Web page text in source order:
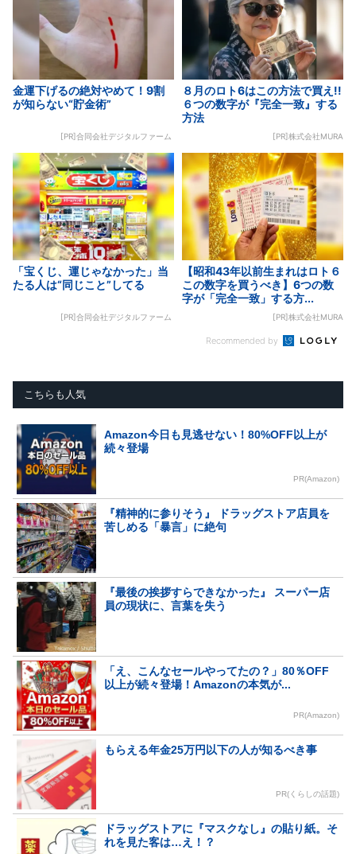
金運下げるの絶対やめて！9割
が知らない“貯金術”
[PR]合同会社デジタルファーム
８月のロト6はこの方法で買え!!
６つの数字が『完全一致』する
方法
[PR]株式会社MURA
「宝くじ、運じゃなかった」当
たる人は“同じこと”してる
[PR]合同会社デジタルファーム
【昭和43年以前生まれはロト６
この数字を買うべき】6つの数
字が「完全一致」する方...
[PR]株式会社MURA
Recommended by
こちらも人気
Amazon今日も見逃せない！80%OFF以上が
続々登場
PR(Amazon)
『精神的に参りそう』 ドラッグストア店員を
苦しめる「暴言」に絶句
『最後の挨拶すらできなかった』 スーパー店
員の現状に、言葉を失う
「え、こんなセールやってたの？」80％OFF
以上が続々登場！Amazonの本気が...
PR(Amazon)
もらえる年金25万円以下の人が知るべき事
PR(くらしの話題)
ドラッグストアに『マスクなし』の貼り紙。そ
れを見た客は…え！？